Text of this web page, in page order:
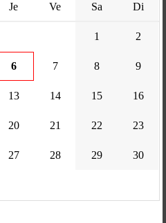
Je Ve Sa Di
1 2
6 7 8 9
13 14 15 16
20 21 22 23
27 28 29 30